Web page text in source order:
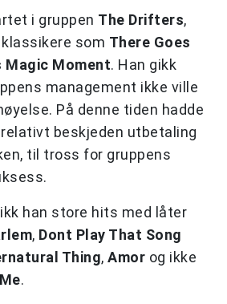
i gruppen The Drifters,
som There Goes
Magic Moment. Han gikk
management ikke ville
På denne tiden hadde
beskjeden utbetaling
til tross for gruppens
han store hits med låter
, Dont Play That Song
Thing, Amor og ikke
.